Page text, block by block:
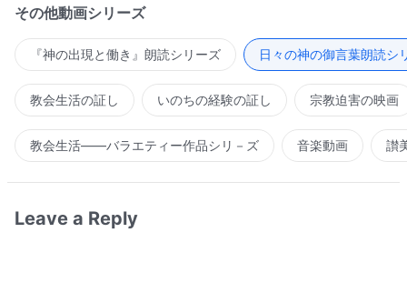
その他動画シリーズ
『神の出現と働き』朗読シリーズ 日々の神の御言葉朗読シ
教会生活の証し いのちの経験の証し 宗教迫害の映画
教会生活――バラエティー作品シリ－ズ 音楽動画 讃
Leave a Reply